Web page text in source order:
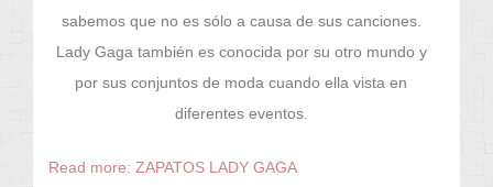
sabemos que no es sólo a causa de sus canciones.
Lady Gaga también es conocida por su otro mundo y
por sus conjuntos de moda cuando ella vista en
diferentes eventos.
Read more: ZAPATOS LADY GAGA